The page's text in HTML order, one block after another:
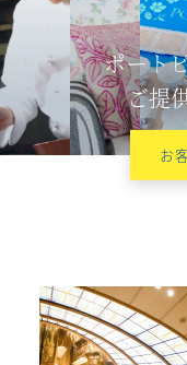
ポート
ご提
お